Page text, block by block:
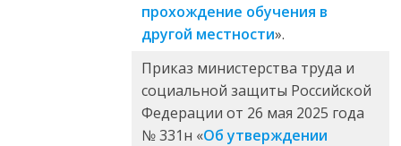
прохождение обучения в
другой местности».
Приказ министерства труда и
социальной защиты Российской
Федерации от 26 мая 2025 года
№ 331н «Об утверждении